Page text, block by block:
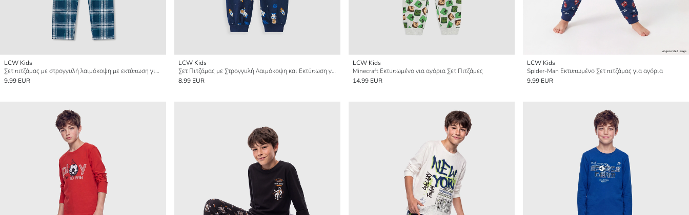
LCW Kids
Σετ πιτζάμας με στρογγυλή λαιμόκοψη με εκτύπωση για αγόρια
9.99 EUR
LCW Kids
Σετ Πιτζάμας με Στρογγυλή Λαιμόκοψη και Εκτύπωση για Αγόρια
8.99 EUR
LCW Kids
Minecraft Εκτυπωμένο για αγόρια Σετ Πιτζάμες
14.99 EUR
LCW Kids
Spider-Man Εκτυπωμένο Σετ πιτζάμας για αγόρια
9.99 EUR